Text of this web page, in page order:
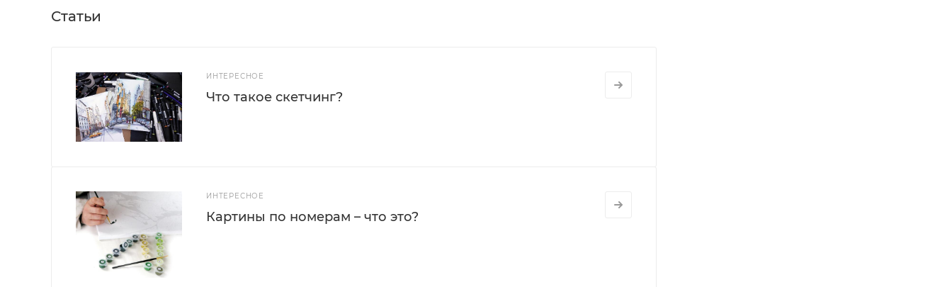
Статьи
ИНТЕРЕСНОЕ
Что такое скетчинг?
ИНТЕРЕСНОЕ
Картины по номерам – что это?